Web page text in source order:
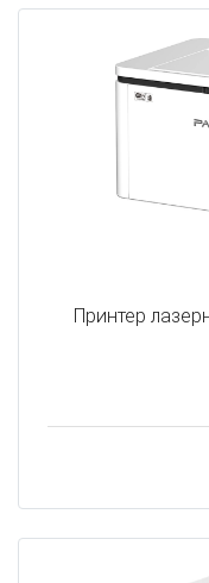
Принтер